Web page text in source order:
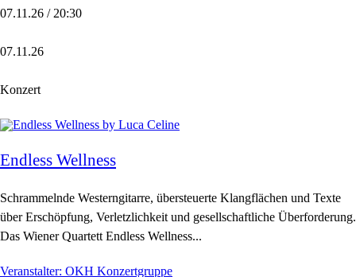
07.11.26 / 20:30
07.11.26
Konzert
Endless Wellness
Schrammelnde Westerngitarre, übersteuerte Klangflächen und Texte
über Erschöpfung, Verletzlichkeit und gesellschaftliche Überforderung.
Das Wiener Quartett Endless Wellness...
Veranstalter: OKH Konzertgruppe